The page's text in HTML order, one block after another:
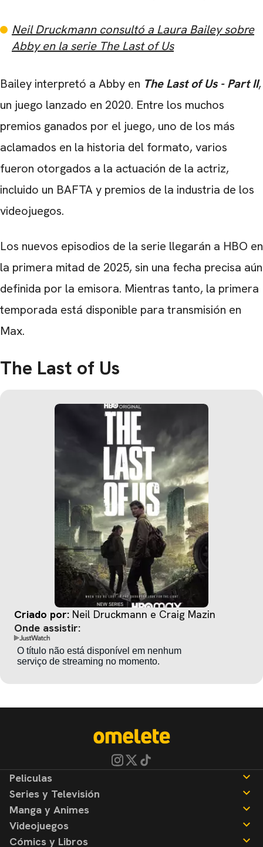
Neil Druckmann consultó a Laura Bailey sobre
Abby en la serie The Last of Us
Bailey interpretó a Abby en The Last of Us - Part II,
un juego lanzado en 2020. Entre los muchos
premios ganados por el juego, uno de los más
aclamados en la historia del formato, varios
fueron otorgados a la actuación de la actriz,
incluido un BAFTA y premios de la industria de los
videojuegos.
Los nuevos episodios de la serie llegarán a HBO en
la primera mitad de 2025, sin una fecha precisa aún
definida por la emisora. Mientras tanto, la primera
temporada está disponible para transmisión en
Max.
The Last of Us
Criado por: Neil Druckmann e Craig Mazin
Onde assistir:
Peliculas
Noticias
Reseñas
Series y Televisión
Noticias
Reseñas
Manga y Animes
Noticias
Reseñas
Videojuegos
Cómics y Libros